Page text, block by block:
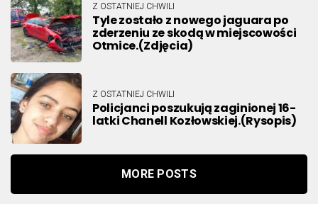
Z OSTATNIEJ CHWILI
Tyle zostało z nowego jaguara po
zderzeniu ze skodą w miejscowości
Otmice.(Zdjęcia)
Z OSTATNIEJ CHWILI
Policjanci poszukują zaginionej 16-
latki Chanell Kozłowskiej.(Rysopis)
MORE POSTS